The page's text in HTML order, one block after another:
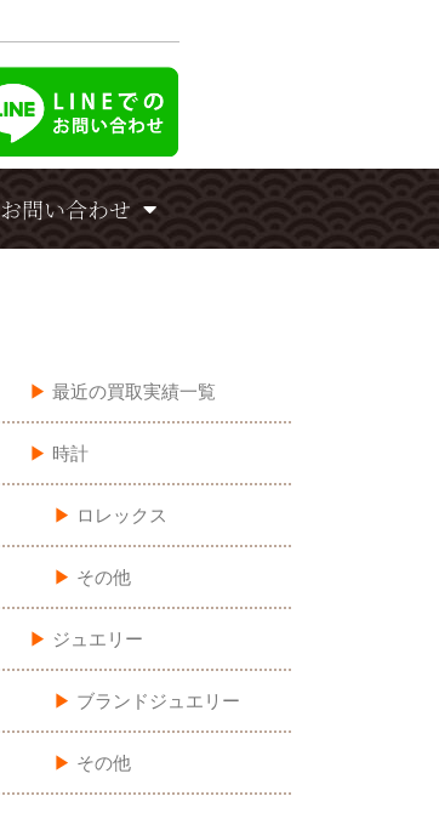
お問い合わせ
▶︎ 最近の買取実績一覧
▶︎ 時計
▶︎ ロレックス
▶︎ その他
▶︎ ジュエリー
▶︎ ブランドジュエリー
▶︎ その他